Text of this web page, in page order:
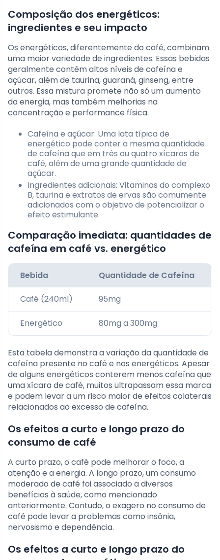
Composição dos energéticos:
ingredientes e seu impacto
Os energéticos, diferentemente do café, combinam
uma maior variedade de ingredientes. Essas bebidas
geralmente contêm altos níveis de cafeína e
açúcar, além de taurina, guaraná, ginseng, entre
outros. Essa mistura promete não só um aumento
da energia, mas também melhorias na
concentração e performance física.
Cafeína e açúcar: Uma lata típica de
energético pode conter a mesma quantidade
de cafeína que em três ou quatro xícaras de
café, além de uma grande quantidade de
açúcar.
Ingredientes adicionais: Vitaminas do complexo
B, taurina e extratos de ervas são comumente
adicionados com o objetivo de potencializar o
efeito estimulante.
Comparação imediata: quantidades de
cafeína em café vs. energético
Bebida Quantidade de Cafeína
Café (240ml) 95mg
Energético 80mg a 300mg
Esta tabela demonstra a variação da quantidade de
cafeína presente no café e nos energéticos. Apesar
de alguns energéticos conterem menos cafeína que
uma xícara de café, muitos ultrapassam essa marca
e podem levar a um risco maior de efeitos colaterais
relacionados ao excesso de cafeína.
Os efeitos a curto e longo prazo do
consumo de café
A curto prazo, o café pode melhorar o foco, a
atenção e a energia. A longo prazo, um consumo
moderado de café foi associado a diversos
benefícios à saúde, como mencionado
anteriormente. Contudo, o exagero no consumo de
café pode levar a problemas como insônia,
nervosismo e dependência.
Os efeitos a curto e longo prazo do